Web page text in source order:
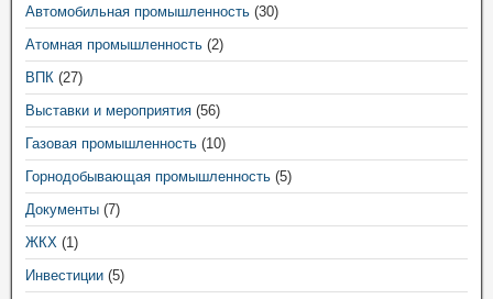
Автомобильная промышленность (30)
Атомная промышленность (2)
ВПК (27)
Выставки и мероприятия (56)
Газовая промышленность (10)
Горнодобывающая промышленность (5)
Документы (7)
ЖКХ (1)
Инвестиции (5)